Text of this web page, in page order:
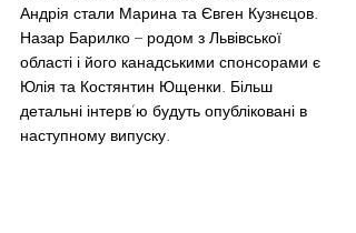
Андрія стали Марина та Євген Кузнєцов.
Назар Барилко – родом з Львівської
області і його канадськими спонсорами є
Юлія та Костянтин Ющенки. Більш
детальні інтерв’ю будуть опубліковані в
наступному випуску.